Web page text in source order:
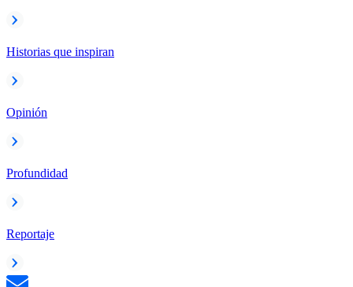
Historias que inspiran
Opinión
Profundidad
Reportaje